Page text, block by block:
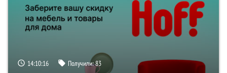
14:10:16 Получили:83